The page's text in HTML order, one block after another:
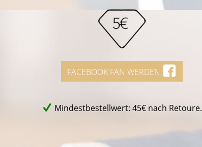
FACEBOOK FAN WERDEN
Mindestbestellwert: 45€ nach Retoure.